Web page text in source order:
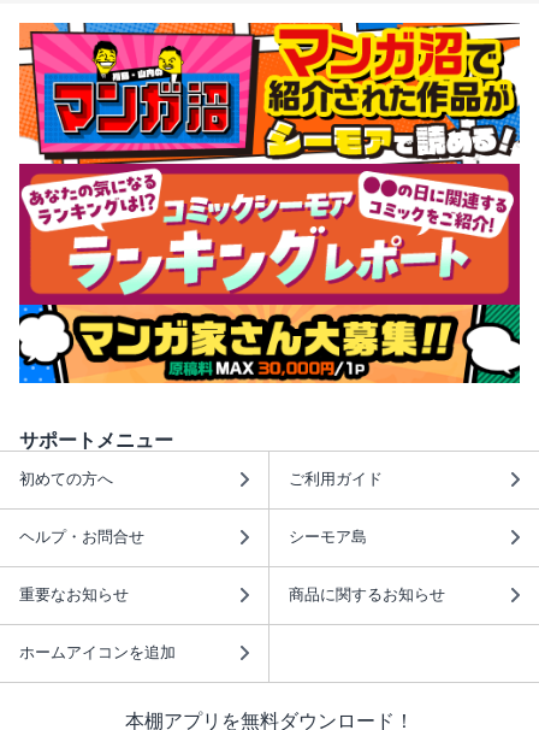
サポートメニュー
初めての方へ ご利用ガイド
ヘルプ・お問合せ シーモア島
重要なお知らせ 商品に関するお知らせ
ホームアイコンを追加
本棚アプリを無料ダウンロード！